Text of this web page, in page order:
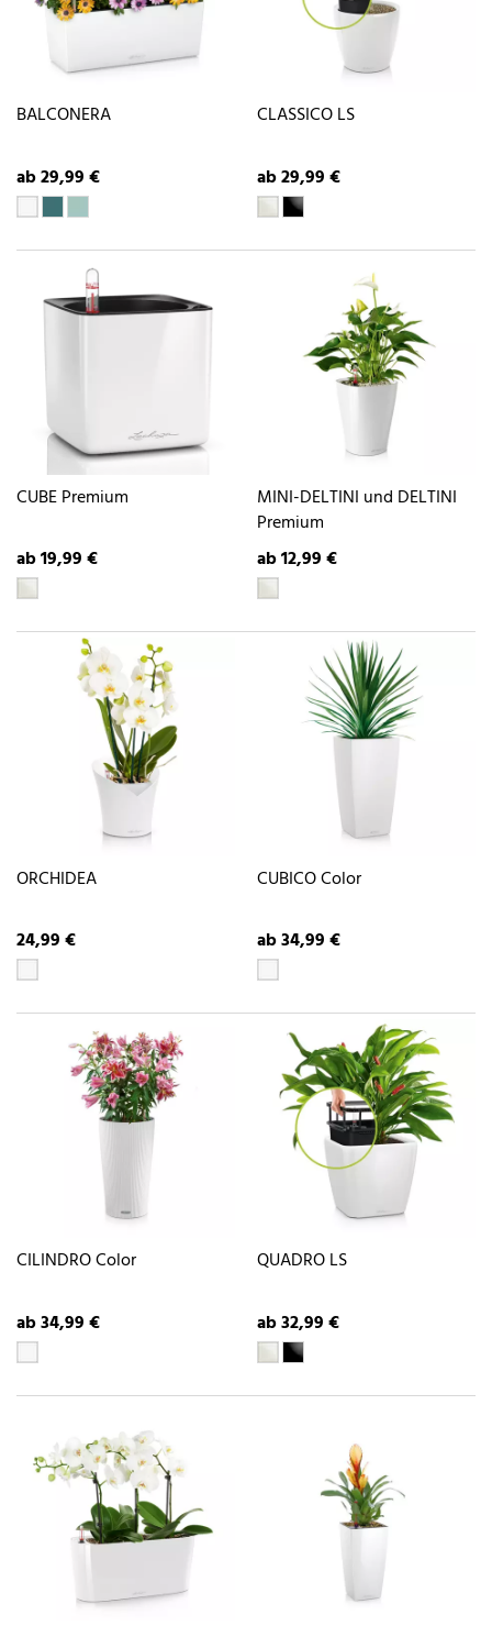
BALCONERA
ab 29,99 €
CLASSICO LS
ab 29,99 €
CUBE Premium
ab 19,99 €
MINI-DELTINI und DELTINI
Premium
ab 12,99 €
ORCHIDEA
24,99 €
CUBICO Color
ab 34,99 €
CILINDRO Color
ab 34,99 €
QUADRO LS
ab 32,99 €